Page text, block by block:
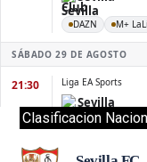
Clasificacion